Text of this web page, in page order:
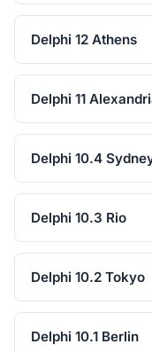
Delphi 12 Athens
Delphi 11
Delphi 10.4
Delphi 10.3 Rio
Delphi 10.2 Tokyo
Delphi 10.1 Berlin